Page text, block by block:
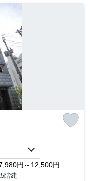
円～12,500円
階建